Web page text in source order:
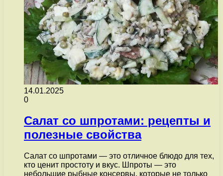
14.01.2025
0
Салат со шпротами: рецепты и
полезные свойства
Салат со шпротами — это отличное блюдо для тех,
кто ценит простоту и вкус. Шпроты — это
небольшие рыбные консервы, которые не только